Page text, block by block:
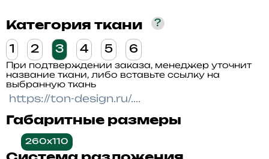
Категория ткани ?
1 2 3 4 5 6
При подтверждении заказа, менеджер уточнит
название ткани, либо вставьте ссылку на
выбранную ткань
Габаритные размеры
260x110